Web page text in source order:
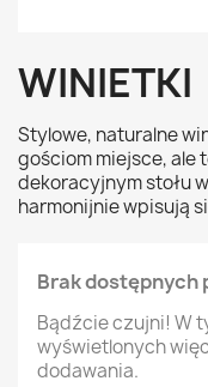
WINIETKI
Stylowe, naturalne
gościom miejsce, ale
dekoracyjnym stołu
harmonijnie wpisują
Brak dostępnych
Bądźcie czujni! W
wyświetlonych
dodawania.